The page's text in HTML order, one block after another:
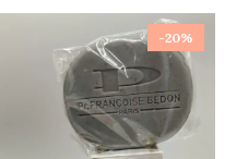
-20%